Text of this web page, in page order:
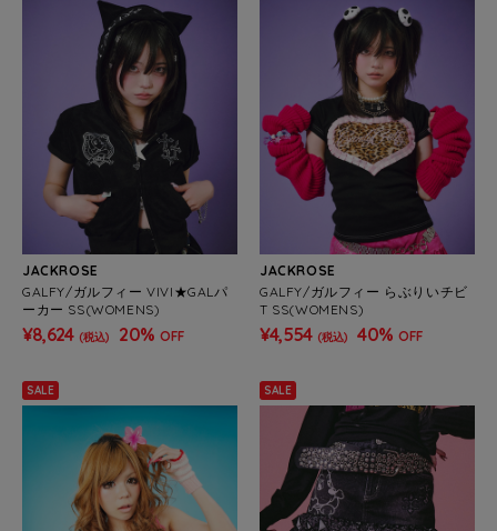
JACKROSE
GALFY/ガルフィー VIVI★GALパ
ーカー SS(WOMENS)
¥8,624 (税込) 20% OFF
JACKROSE
GALFY/ガルフィー らぶりいチビ
T SS(WOMENS)
¥4,554 (税込) 40% OFF
SALE SALE